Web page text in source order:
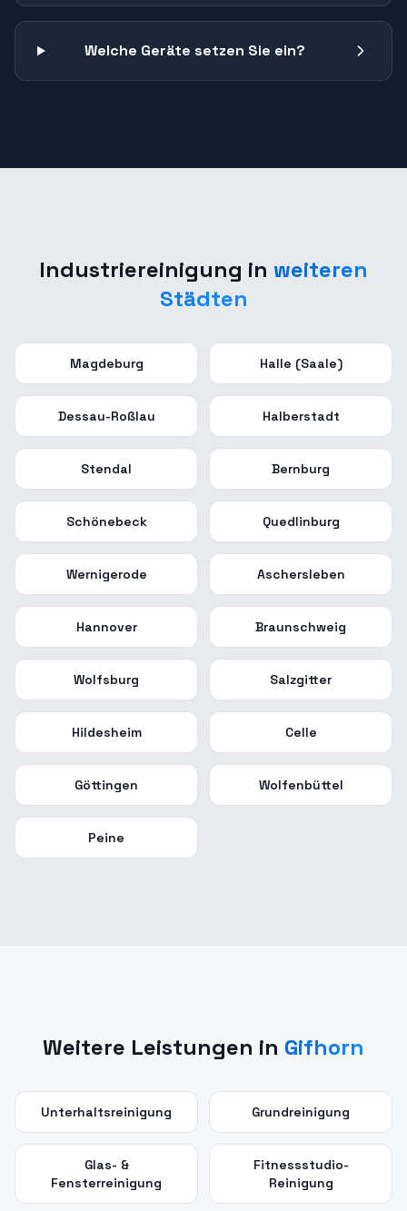
Welche Geräte setzen Sie ein?
Industriereinigung in weiteren
Städten
Magdeburg Halle (Saale)
Dessau-Roßlau Halberstadt
Stendal Bernburg
Schönebeck Quedlinburg
Wernigerode Aschersleben
Hannover Braunschweig
Wolfsburg Salzgitter
Hildesheim Celle
Göttingen Wolfenbüttel
Peine
Weitere Leistungen in Gifhorn
Unterhaltsreinigung Grundreinigung
Glas- &
Fensterreinigung
Fitnessstudio-
Reinigung